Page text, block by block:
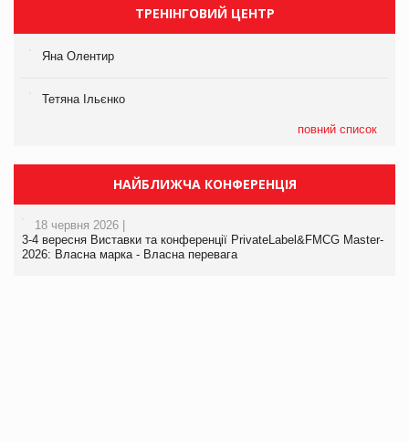
ТРЕНІНГОВИЙ ЦЕНТР
Яна Олентир
Тетяна Ільєнко
повний список
НАЙБЛИЖЧА КОНФЕРЕНЦІЯ
18 червня 2026 |
3-4 вересня Виставки та конференції PrivateLabel&FMCG Master-
2026: Власна марка - Власна перевага